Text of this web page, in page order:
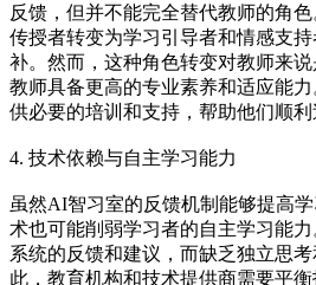
反馈，但并不能完全替代教师的角
传授者转变为学习引导者和情感支
补。然而，这种角色转变对教师来
教师具备更高的专业素养和适应能
供必要的培训和支持，帮助他们顺利
4. 技术依赖与自主学习能力
虽然AI智习室的反馈机制能够提高
术也可能削弱学习者的自主学习能
系统的反馈和建议，而缺乏独立思
此，教育机构和技术提供商需要平